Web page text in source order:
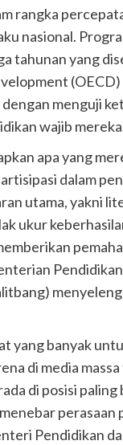
rangka
nasional.
tahunan yang
menguji
wajib
apa yang
dalam
utama, yakni
ukur
yang banyak
di media
di posisi
perasaan
Pendidikan